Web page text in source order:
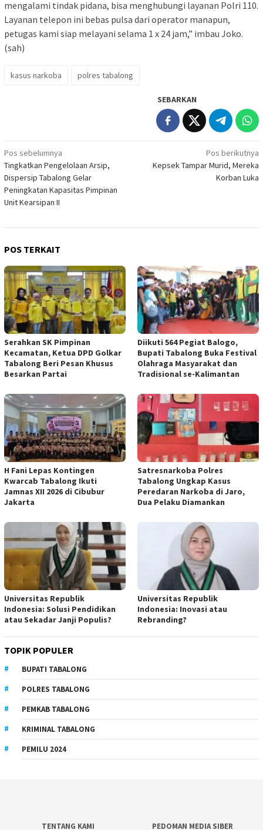
mengalami tindak pidana, bisa menghubungi layanan Polri 110.
Layanan telepon ini bebas pulsa dari operator manapun,
petugas kami siap melayani selama 1 x 24 jam,” imbau Joko.
(sah)
kasus narkoba polres tabalong
SEBARKAN
Navigasi
pos
Pos sebelumnya
Tingkatkan Pengelolaan Arsip,
Dispersip Tabalong Gelar
Peningkatan Kapasitas Pimpinan
Unit Kearsipan II
Pos berikutnya
Kepsek Tampar Murid, Mereka
Korban Luka
POS TERKAIT
Serahkan SK Pimpinan
Kecamatan, Ketua DPD Golkar
Tabalong Beri Pesan Khusus
Besarkan Partai
Diikuti 564 Pegiat Balogo,
Bupati Tabalong Buka Festival
Olahraga Masyarakat dan
Tradisional se-Kalimantan
H Fani Lepas Kontingen
Kwarcab Tabalong Ikuti
Jamnas XII 2026 di Cibubur
Jakarta
Satresnarkoba Polres
Tabalong Ungkap Kasus
Peredaran Narkoba di Jaro,
Dua Pelaku Diamankan
Universitas Republik
Indonesia: Solusi Pendidikan
atau Sekadar Janji Populis?
Universitas Republik
Indonesia: Inovasi atau
Rebranding?
TOPIK POPULER
BUPATI TABALONG
POLRES TABALONG
PEMKAB TABALONG
KRIMINAL TABALONG
PEMILU 2024
TENTANG KAMI PEDOMAN MEDIA SIBER